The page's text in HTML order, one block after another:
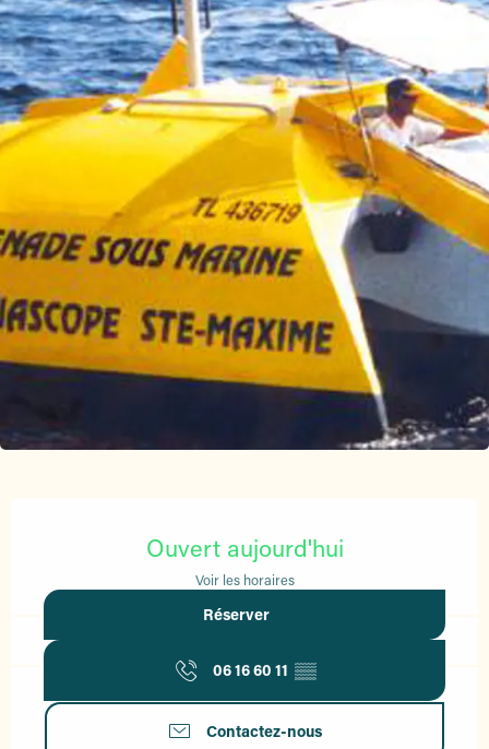
Ouvert aujourd'hui
Voir les horaires
Réserver
06 16 60 11 ▒▒
Contactez-nous